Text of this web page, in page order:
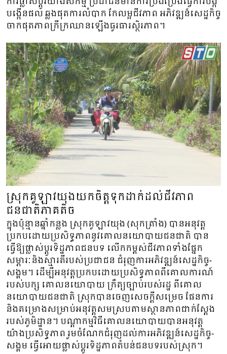
បង្កើនផល ឆ្លងផុតការលំបាក កែលម្អជីវភាព អភិវឌ្ឍន៏សេដ្ឋកិច្ច
ចាកផុតភាពក្រីក្រឈានឡើងធូរធារស្ថិរភាព។
ស្រុកគូឡាវយុងយកចិត្តទុកដាក់ដល់ជីវភាព
ជនជាតិភាគតិច
ក្នុងប៉ុន្មានឆ្នាំកន្លង ស្រុកគូឡាវយុង (សុកត្រាំង) បានអនុវត្ត
ប្រកបដោយប្រសិទ្ធភាពនូវគោលនយោបាយជនជាតិ បាន
ធ្វើឱ្យផ្លាស់ប្តូរទិដ្ឋភាពជនបទ លើកកម្ពស់ជីវភាពទាំងផ្នែក
សម្ភារៈនិងស្មារតីរបស់ប្រជាជន ជំរុញការអភិវឌ្ឍន៍សេដ្ឋកិច្ច-
សង្គម។ ដើម្បីអនុវត្តប្រកបដោយប្រសិទ្ធភាពពីគោលការណ៍
របស់បក្ស គោលនយោបាយ ក្រឹត្យច្បាប់របស់រដ្ឋ ​ពីគោល
នយោបាយជនជាតិ ស្រុកបានចេញសេចក្តីសម្រេច ផែនការ
និងគម្រោងសម្រាប់អនុវត្តសមស្របតាមស្ថានភាពជាក់ស្តែង
របស់ភូមិដ្ឋាន។ បណ្ដាកម្មវិធីគោលនយោបាយបានអនុវត្ត
យ៉ាង​ប្រសិទ្ធភាព រួមចំណែកជំរុញដល់ការអភិវឌ្ឍន៍សេដ្ឋកិច្ច-
សង្គម ធ្វើអោយផ្លាស់ប្តូរទិដ្ឋ​ភាព​តំបន់ជនបទរបស់ស្រុក។